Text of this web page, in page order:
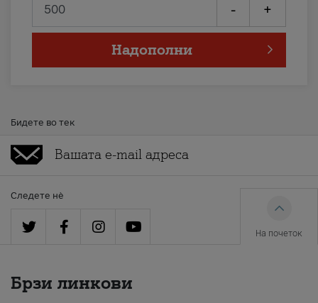
- +
Надополни
Бидете во тек
Следете нè
На почеток
Брзи линкови